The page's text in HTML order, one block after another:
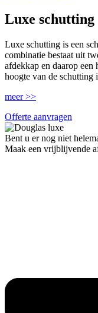
Luxe schutting
Luxe schutting is een
combinatie bestaat uit
afdekkap en daarop
hoogte van de schutting
meer >>
Offerte aanvragen
Bent u er nog niet
Maak een vrijblijvende